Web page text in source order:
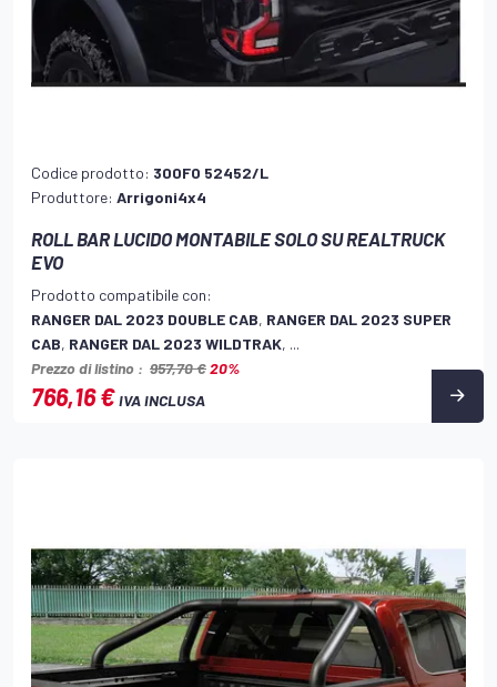
Codice prodotto: 300FO 52452/L
Produttore: Arrigoni4x4
ROLL BAR LUCIDO MONTABILE SOLO SU REALTRUCK
EVO
Prodotto compatibile con:
RANGER DAL 2023 DOUBLE CAB, RANGER DAL 2023 SUPER
CAB, RANGER DAL 2023 WILDTRAK, ...
Prezzo di listino : 957,70 €20%
766,16 €IVA INCLUSA